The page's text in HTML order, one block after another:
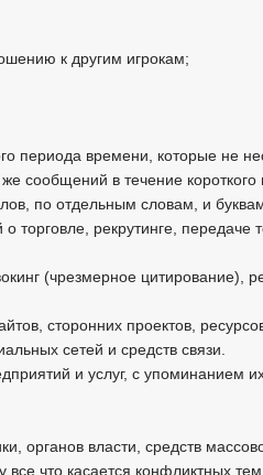
к другим игрокам;
времени, которые не
сообщений в течение
по отдельным словам, и
рекрутинге, передаче
(чрезмерное
сторонних проектов,
сетей и средств связи.
и услуг, с упоминанием
органов власти, средств
что касается конфликтных